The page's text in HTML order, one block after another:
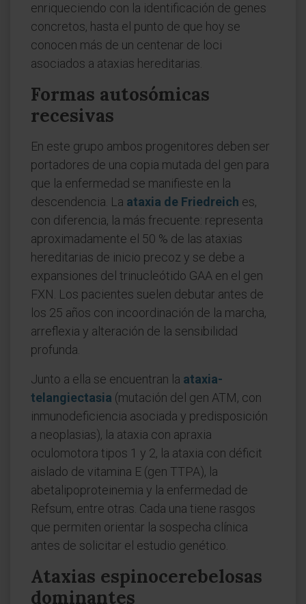
enriqueciendo con la identificación de genes
concretos, hasta el punto de que hoy se
conocen más de un centenar de loci
asociados a ataxias hereditarias.
Formas autosómicas
recesivas
En este grupo ambos progenitores deben ser
portadores de una copia mutada del gen para
que la enfermedad se manifieste en la
descendencia. La ataxia de Friedreich es,
con diferencia, la más frecuente: representa
aproximadamente el 50 % de las ataxias
hereditarias de inicio precoz y se debe a
expansiones del trinucleótido GAA en el gen
FXN. Los pacientes suelen debutar antes de
los 25 años con incoordinación de la marcha,
arreflexia y alteración de la sensibilidad
profunda.
Junto a ella se encuentran la ataxia-
telangiectasia (mutación del gen ATM, con
inmunodeficiencia asociada y predisposición
a neoplasias), la ataxia con apraxia
oculomotora tipos 1 y 2, la ataxia con déficit
aislado de vitamina E (gen TTPA), la
abetalipoproteinemia y la enfermedad de
Refsum, entre otras. Cada una tiene rasgos
que permiten orientar la sospecha clínica
antes de solicitar el estudio genético.
Ataxias espinocerebelosas
dominantes